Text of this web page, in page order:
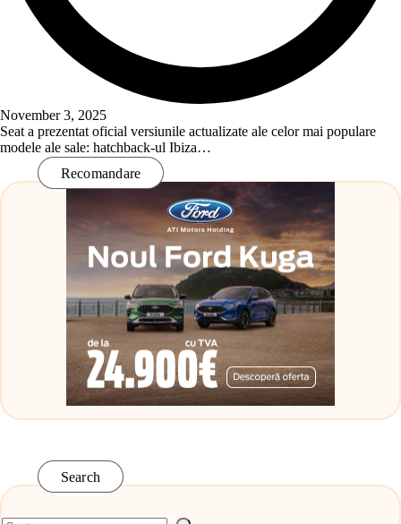
November 3, 2025
Seat a prezentat oficial versiunile actualizate ale celor mai populare
modele ale sale: hatchback-ul Ibiza…
Read More
Recomandare
Search